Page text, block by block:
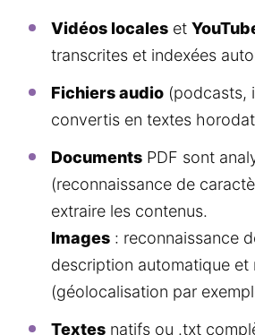
Vidéos locales et
transcrites et indexées
Fichiers audio (podcasts,
convertis en textes
Documents PDF sont
(reconnaissance de
extraire les contenus.
Images : reconnaissance
description automatique et
(géolocalisation par
Textes natifs ou .txt